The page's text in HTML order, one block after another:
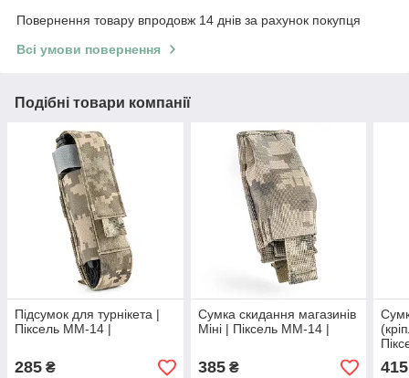
Повернення товару впродовж 14 днів за рахунок покупця
Всі умови повернення
Подібні товари компанії
Підсумок для турнікета |
Піксель ММ-14 |
285 ₴
Сумка скидання магазинів
Міні | Піксель ММ-14 |
385₴ 415